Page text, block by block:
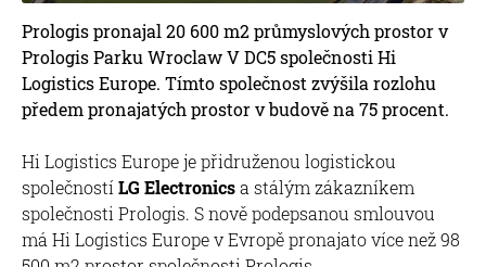
Prologis pronajal 20 600 m2 průmyslových prostor v
Prologis Parku Wroclaw V DC5 společnosti Hi
Logistics Europe. Tímto společnost zvýšila rozlohu
předem pronajatých prostor v budově na 75 procent.
Hi Logistics Europe je přidruženou logistickou
společností LG Electronicsa stálým zákazníkem
společnosti Prologis. S nově podepsanou smlouvou
má Hi Logistics Europe v Evropě pronajato více než 98